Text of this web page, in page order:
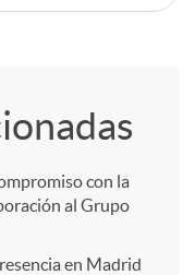
con la
al Grupo
en Madrid